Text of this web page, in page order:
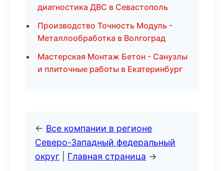
диагностика ДВС в Севастополь
Производство Точность Модуль -
Металлообработка в Волгоград
Мастерская Монтаж Бетон - Санузлы
и плиточные работы в Екатеринбург
← Все компании в регионе
Северо-Западный федеральный
округ
Главная страница →